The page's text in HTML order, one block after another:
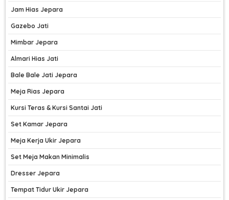
Jam Hias Jepara
Gazebo Jati
Mimbar Jepara
Almari Hias Jati
Bale Bale Jati Jepara
Meja Rias Jepara
Kursi Teras & Kursi Santai Jati
Set Kamar Jepara
Meja Kerja Ukir Jepara
Set Meja Makan Minimalis
Dresser Jepara
Tempat Tidur Ukir Jepara